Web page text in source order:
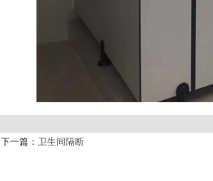
下一篇： 卫生间隔断